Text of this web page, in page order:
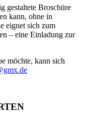
gestaltete Broschüre
kann, ohne in
eignet sich zum
– eine Einladung zur
möchte, kann sich